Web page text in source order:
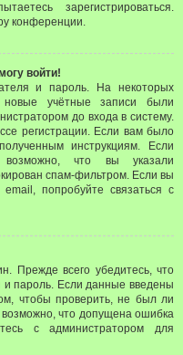
зарегистрироваться.
конференции.
войти!
и пароль. На некоторых
новые учётные записи были
до входа в систему.
регистрации. Если вам было
инструкциям. Если
что вы указали
спам-фильтром. Если вы
попробуйте связаться с
Прежде всего убедитесь, что
и пароль. Если данные введены
чтобы проверить, не был ли
что допущена ошибка
с администратором для